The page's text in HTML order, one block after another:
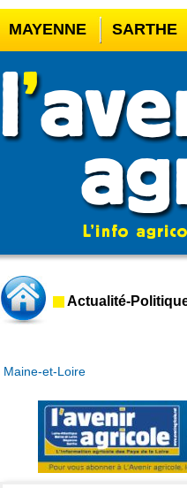
MAYENNE SARTHE
CASINO EN LIGNE
CASINO EN LIGNE
CRYPTO CASINO
Actualité-
Maine-et-Loire